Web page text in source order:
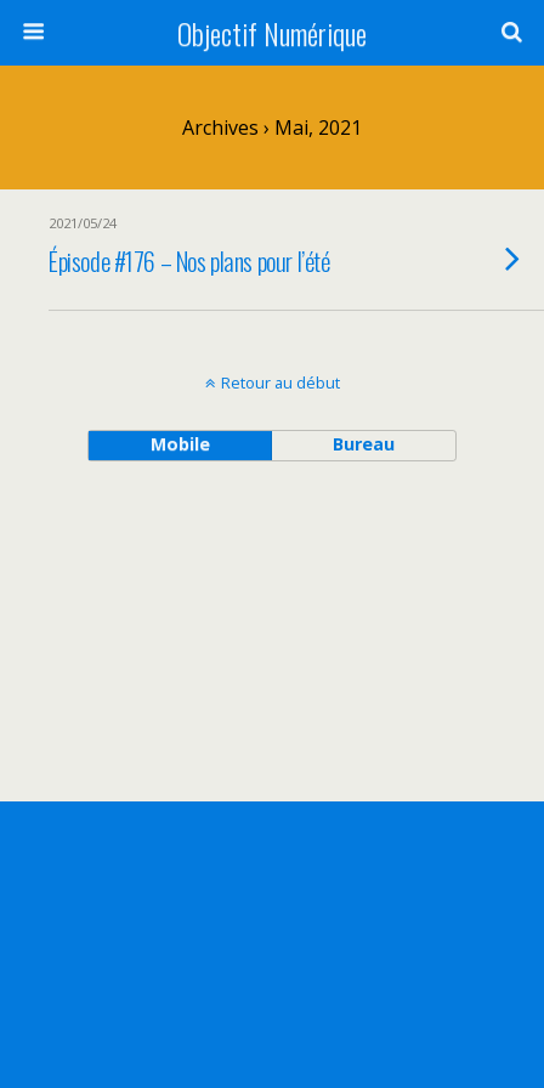
Objectif Numérique
Archives › Mai, 2021
2021/05/24
Épisode #176 – Nos plans pour l’été
Retour au début
Mobile Bureau